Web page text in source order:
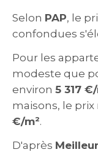
Selon PAP, le
confondues
Pour les
modeste que
environ 5 317
maisons, le
€/m².
D'après